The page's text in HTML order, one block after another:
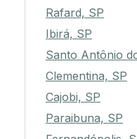
Rafard, SP
Ibirá, SP
Santo Antônio
Clementina, SP
Cajobi, SP
Paraibuna, SP